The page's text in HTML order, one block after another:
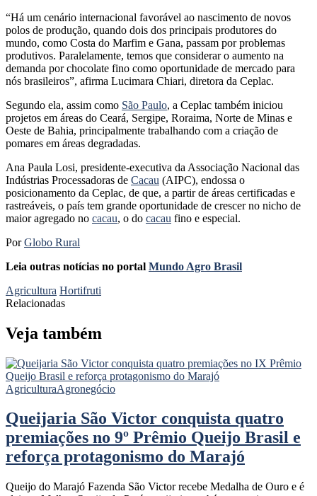
“Há um cenário internacional favorável ao nascimento de novos
polos de produção, quando dois dos principais produtores do
mundo, como Costa do Marfim e Gana, passam por problemas
produtivos. Paralelamente, temos que considerar o aumento na
demanda por chocolate fino como oportunidade de mercado para
nós brasileiros”, afirma Lucimara Chiari, diretora da Ceplac.
Segundo ela, assim como São Paulo, a Ceplac também iniciou
projetos em áreas do Ceará, Sergipe, Roraima, Norte de Minas e
Oeste de Bahia, principalmente trabalhando com a criação de
pomares em áreas degradadas.
Ana Paula Losi, presidente-executiva da Associação Nacional das
Indústrias Processadoras de Cacau (AIPC), endossa o
posicionamento da Ceplac, de que, a partir de áreas certificadas e
rastreáveis, o país tem grande oportunidade de crescer no nicho de
maior agregado no cacau, o do cacau fino e especial.
PorGlobo Rural
Leia outras notícias no portal Mundo Agro Brasil
Agricultura Hortifruti
Relacionadas
Veja também
AgriculturaAgronegócio
Queijaria São Victor conquista quatro
premiações no 9º Prêmio Queijo Brasil e
reforça protagonismo do Marajó
Queijo do Marajó Fazenda São Victor recebe Medalha de Ouro e é